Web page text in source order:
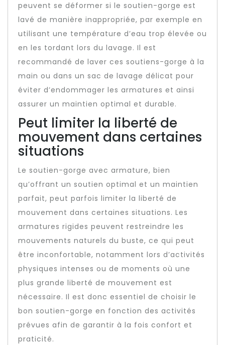
peuvent se déformer si le soutien-gorge est
lavé de manière inappropriée, par exemple en
utilisant une température d’eau trop élevée ou
en les tordant lors du lavage. Il est
recommandé de laver ces soutiens-gorge à la
main ou dans un sac de lavage délicat pour
éviter d’endommager les armatures et ainsi
assurer un maintien optimal et durable.
Peut limiter la liberté de
mouvement dans certaines
situations
Le soutien-gorge avec armature, bien
qu’offrant un soutien optimal et un maintien
parfait, peut parfois limiter la liberté de
mouvement dans certaines situations. Les
armatures rigides peuvent restreindre les
mouvements naturels du buste, ce qui peut
être inconfortable, notamment lors d’activités
physiques intenses ou de moments où une
plus grande liberté de mouvement est
nécessaire. Il est donc essentiel de choisir le
bon soutien-gorge en fonction des activités
prévues afin de garantir à la fois confort et
praticité.